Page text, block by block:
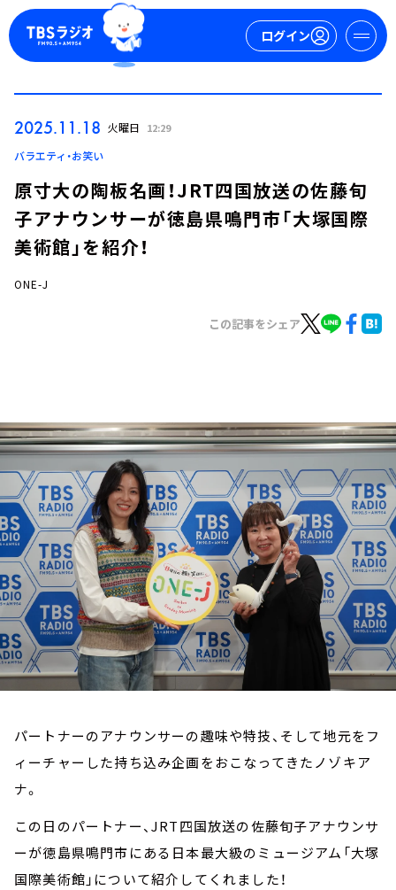
ログイン
ログイン
イベント・グッズ
YouTube
会社情報
2025.11.18 火曜日 12:29
バラエティ・お笑い
原寸大の陶板名画！JRT四国放送の佐藤旬
子アナウンサーが徳島県鳴門市「大塚国際
美術館」を紹介！
ONE-J
この記事をシェア
パートナーのアナウンサーの趣味や特技、そして地元をフ
ィーチャーした持ち込み企画をおこなってきたノゾキア
ナ。
この日のパートナー、JRT四国放送の佐藤旬子アナウンサ
ーが徳島県鳴門市にある日本最大級のミュージアム「大塚
国際美術館」について紹介してくれました！